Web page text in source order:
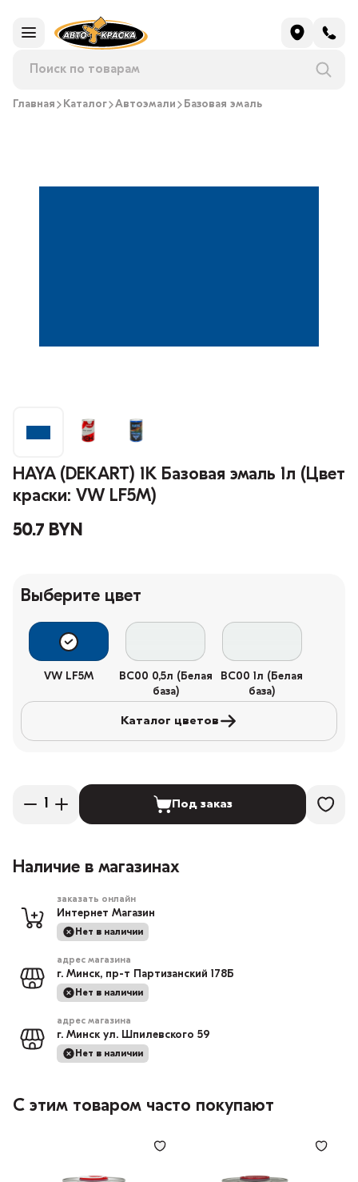
Главная Каталог Автоэмали Базовая эмаль
HAYA (DEKART) 1К Базовая эмаль 1л (Цвет
краски: VW LF5M)
50.7 BYN
Выберите цвет
VW LF5M
BC00 0,5л (Белая
база)
BC00 1л (Белая
база)
Каталог цветов
Под заказ
Наличие в магазинах
заказать онлайн
Интернет Магазин
Нет в наличии
адрес магазина
г. Минск, пр-т Партизанский 178Б
Нет в наличии
адрес магазина
г. Минск ул. Шпилевского 59
Нет в наличии
С этим товаром часто покупают